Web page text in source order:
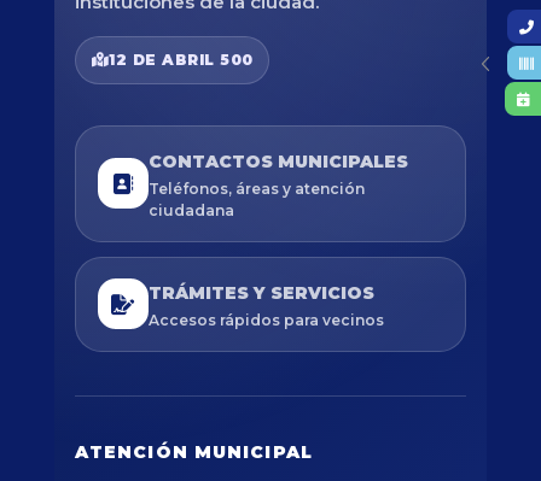
12 DE ABRIL 500
CONTACTOS MUNICIPALES
Teléfonos, áreas y atención
ciudadana
TRÁMITES Y SERVICIOS
Accesos rápidos para vecinos
ATENCIÓN MUNICIPAL